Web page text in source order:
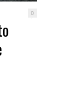
0